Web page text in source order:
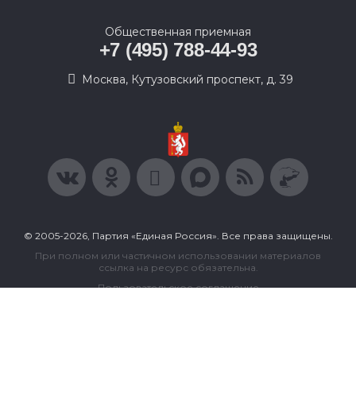
Общественная приемная
+7 (495) 788-44-93
Москва, Кутузовский проспект, д. 39
© 2005-2026, Партия «Единая Россия». Все права защищены.
При полном или частичном использовании материалов
ссылка на ресурс обязательна.
Пользовательское соглашение